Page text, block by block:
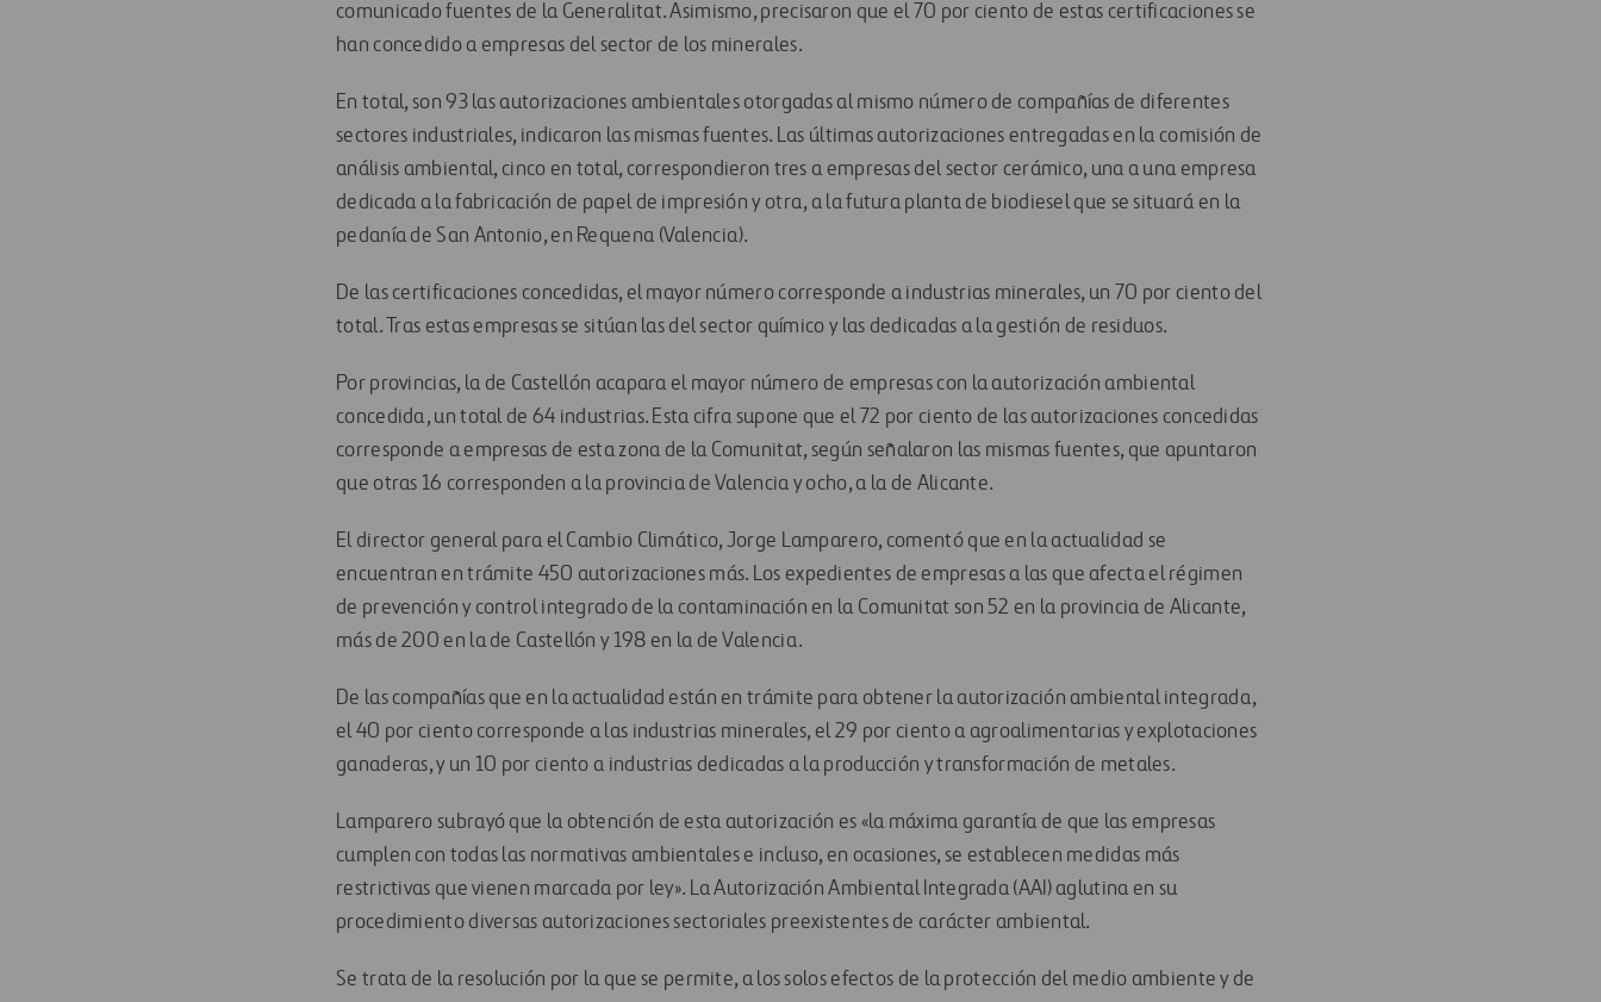
comunicado fuentes de la Generalitat. Asimismo, precisaron que el 70 por ciento de estas certificaciones se
han concedido a empresas del sector de los minerales.
En total, son 93 las autorizaciones ambientales otorgadas al mismo número de compañías de diferentes
sectores industriales, indicaron las mismas fuentes. Las últimas autorizaciones entregadas en la comisión de
análisis ambiental, cinco en total, correspondieron tres a empresas del sector cerámico, una a una empresa
dedicada a la fabricación de papel de impresión y otra, a la futura planta de biodiesel que se situará en la
pedanía de San Antonio, en Requena (Valencia).
De las certificaciones concedidas, el mayor número corresponde a industrias minerales, un 70 por ciento del
total. Tras estas empresas se sitúan las del sector químico y las dedicadas a la gestión de residuos.
Por provincias, la de Castellón acapara el mayor número de empresas con la autorización ambiental
concedida, un total de 64 industrias. Esta cifra supone que el 72 por ciento de las autorizaciones concedidas
corresponde a empresas de esta zona de la Comunitat, según señalaron las mismas fuentes, que apuntaron
que otras 16 corresponden a la provincia de Valencia y ocho, a la de Alicante.
El director general para el Cambio Climático, Jorge Lamparero, comentó que en la actualidad se
encuentran en trámite 450 autorizaciones más. Los expedientes de empresas a las que afecta el régimen
de prevención y control integrado de la contaminación en la Comunitat son 52 en la provincia de Alicante,
más de 200 en la de Castellón y 198 en la de Valencia.
De las compañías que en la actualidad están en trámite para obtener la autorización ambiental integrada,
el 40 por ciento corresponde a las industrias minerales, el 29 por ciento a agroalimentarias y explotaciones
ganaderas, y un 10 por ciento a industrias dedicadas a la producción y transformación de metales.
Lamparero subrayó que la obtención de esta autorización es «la máxima garantía de que las empresas
cumplen con todas las normativas ambientales e incluso, en ocasiones, se establecen medidas más
restrictivas que vienen marcada por ley». La Autorización Ambiental Integrada (AAI) aglutina en su
procedimiento diversas autorizaciones sectoriales preexistentes de carácter ambiental.
Se trata de la resolución por la que se permite, a los solos efectos de la protección del medio ambiente y de